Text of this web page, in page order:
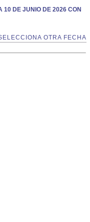
10 DE JUNIO DE 2026 CON
OTRA FECHA